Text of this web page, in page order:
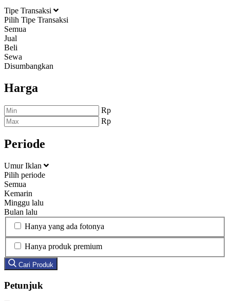
Tipe Transaksi
Pilih Tipe Transaksi
Semua
Jual
Beli
Sewa
Disumbangkan
Harga
Rp
Rp
Periode
Umur Iklan
Pilih periode
Semua
Kemarin
Minggu lalu
Bulan lalu
Hanya yang ada fotonya
Hanya produk premium
Cari Produk
Petunjuk